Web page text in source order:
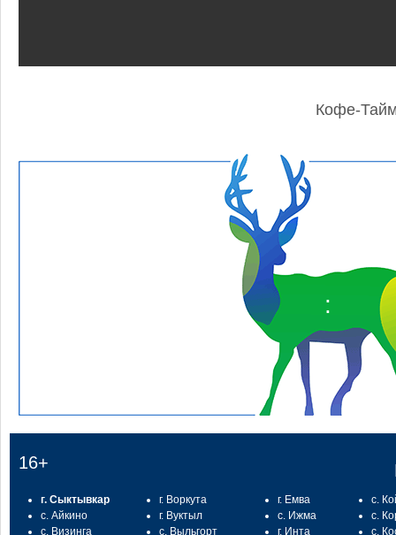
Кофе-
:
16+
г. Сыктывкар
с. Айкино
с. Визинга
г. Воркута
г. Вуктыл
с. Выльгорт
г. Емва
с. Ижма
г. Инта
с.
с.
с.